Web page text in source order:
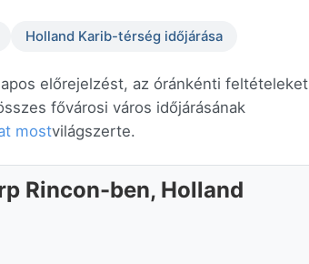
Holland Karib-térség időjárása
előrejelzést, az óránkénti feltételeket
fővárosi város időjárásának
mostvilágszerte.
Rincon-ben, Holland